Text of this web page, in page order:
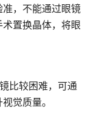
，不能通过眼镜
置换晶体，将眼
比较困难，可通
觉质量。